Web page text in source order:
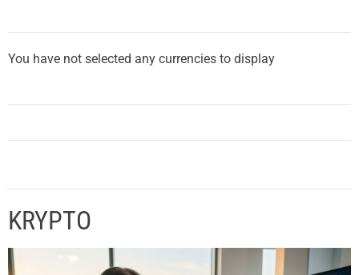
You have not selected any currencies to display
KRYPTO